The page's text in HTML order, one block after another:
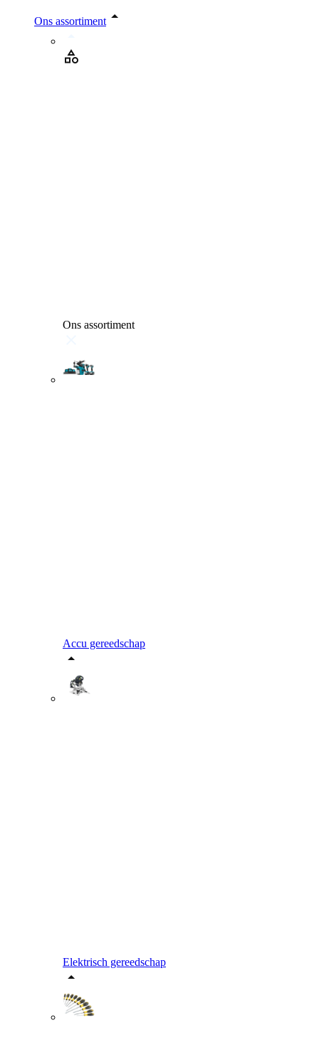
Ons assortiment
Ons assortiment
Accu gereedschap
Elektrisch gereedschap